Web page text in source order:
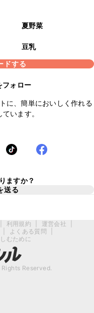
夏野菜
豆乳
ドする
フォロー
に、簡単においしく作れる
います。
ますか？
送る
利用規約 運営会社
よくある質問
むために
Reserved.